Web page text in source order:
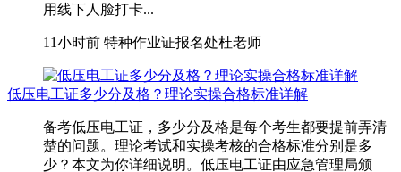
用线下人脸打卡...
11小时前 特种作业证报名处杜老师
低压电工证多少分及格？理论实操合格标准详解
备考低压电工证，多少分及格是每个考生都要提前弄清
楚的问题。理论考试和实操考核的合格标准分别是多
少？本文为你详细说明。低压电工证由应急管理局颁